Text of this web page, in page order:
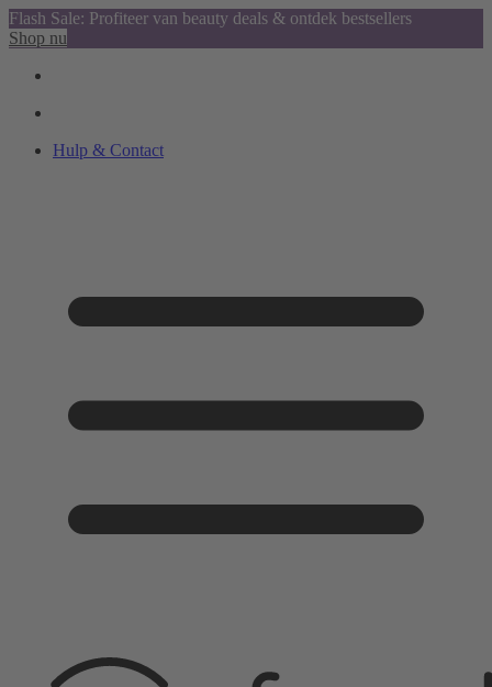
Flash Sale: Profiteer van beauty deals & ontdek bestsellers
Shop nu
Hulp & Contact